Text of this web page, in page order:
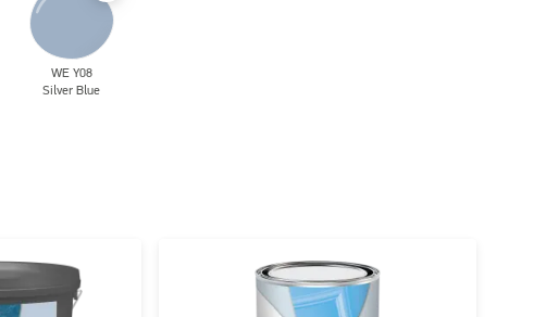
WE Y08
Silver Blue